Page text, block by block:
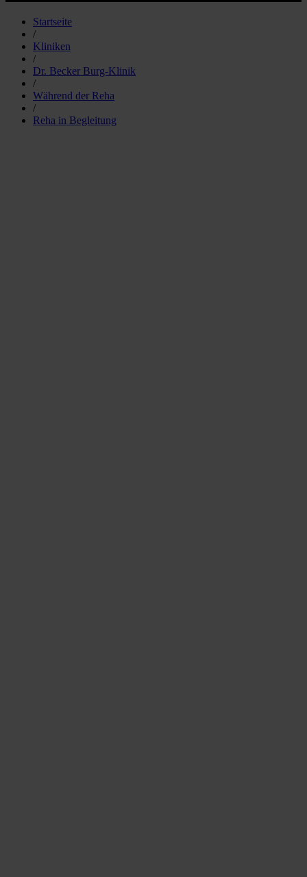
Startseite
/
Kliniken
/
Dr. Becker Burg-Klinik
/
Während der Reha
/
Reha in Begleitung